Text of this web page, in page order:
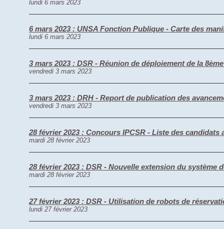
lundi 6 mars 2023
6 mars 2023 : UNSA Fonction Publique - Carte des
lundi 6 mars 2023
3 mars 2023 : DSR - Réunion de déploiement de la
vendredi 3 mars 2023
3 mars 2023 : DRH - Report de publication des
vendredi 3 mars 2023
28 février 2023 : Concours IPCSR - Liste des candidats
mardi 28 février 2023
28 février 2023 : DSR - Nouvelle extension du système
mardi 28 février 2023
27 février 2023 : DSR - Utilisation de robots de
lundi 27 février 2023